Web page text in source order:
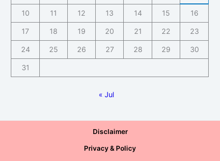
10 11 12 13 14 15 16
17 18 19 20 21 22 23
24 25 26 27 28 29 30
31
« Jul
Disclaimer
Privacy & Policy